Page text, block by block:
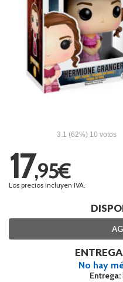
3.1 (62%) 10 votos
17,95€
Los precios incluyen IVA.
No hay
Entrega: